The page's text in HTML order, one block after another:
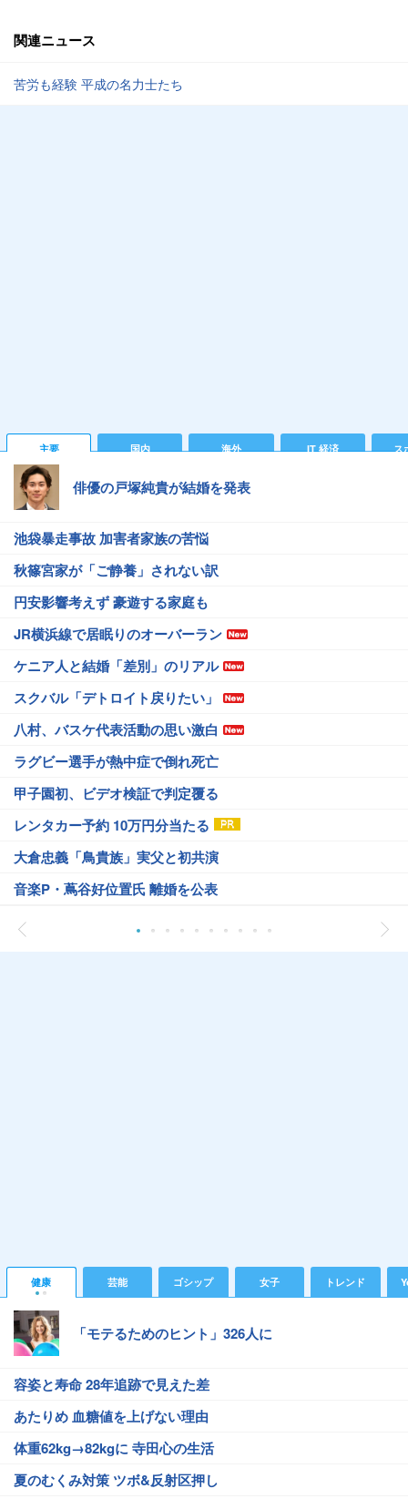
関連ニュース
苦労も経験 平成の名力士たち
主要 国内 海外 IT 経済 ス
俳優の戸塚純貴が結婚を発表
池袋暴走事故 加害者家族の苦悩
秋篠宮家が「ご静養」されない訳
円安影響考えず 豪遊する家庭も
JR横浜線で居眠りのオーバーラン
ケニア人と結婚「差別」のリアル
スクバル「デトロイト戻りたい」
八村、バスケ代表活動の思い激白
ラグビー選手が熱中症で倒れ死亡
甲子園初、ビデオ検証で判定覆る
レンタカー予約 10万円分当たる
大倉忠義「鳥貴族」実父と初共演
音楽P・蔦谷好位置氏 離婚を公表
健康 芸能 ゴシップ 女子 トレンド
「モテるためのヒント」326人に
容姿と寿命 28年追跡で見えた差
あたりめ 血糖値を上げない理由
体重62kg→82kgに 寺田心の生活
夏のむくみ対策 ツボ&反射区押し